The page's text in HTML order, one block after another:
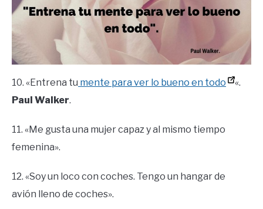
10. «Entrena tu mente para ver lo bueno en todo
«.
Paul Walker.
11. «Me gusta una mujer capaz y al mismo tiempo
femenina».
12. «Soy un loco con coches. Tengo un hangar de
avión lleno de coches».